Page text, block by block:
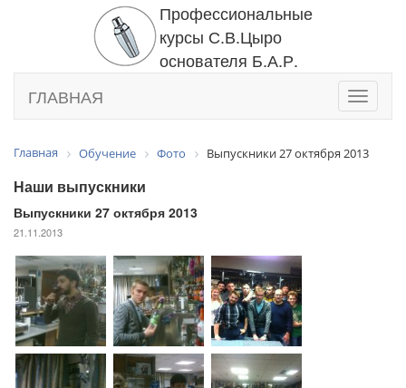
Профессиональные
курсы С.В.Цыро
основателя Б.А.Р.
Toggle
ГЛАВНАЯ
Главная Обучение Фото Выпускники 27 октября 2013
Наши выпускники
Выпускники 27 октября 2013
21.11.2013